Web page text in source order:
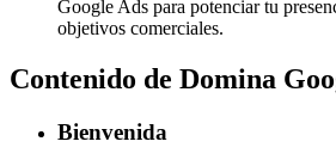
Google Ads para potenciar tu
objetivos comerciales.
Contenido de Domina
Bienvenida